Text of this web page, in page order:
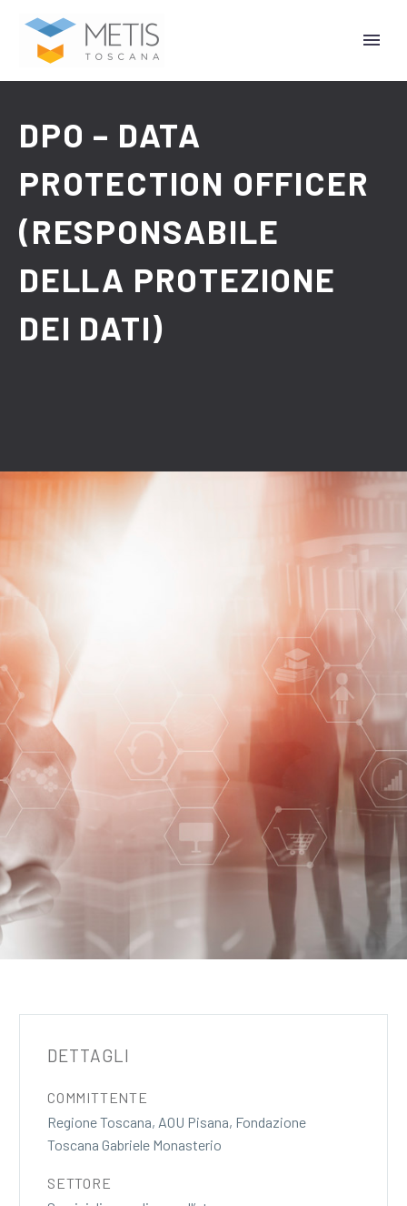
DPO – DATA
PROTECTION OFFICER
(RESPONSABILE
DELLA PROTEZIONE
DEI DATI)
DETTAGLI
COMMITTENTE
Regione Toscana, AOU Pisana, Fondazione
Toscana Gabriele Monasterio
SETTORE